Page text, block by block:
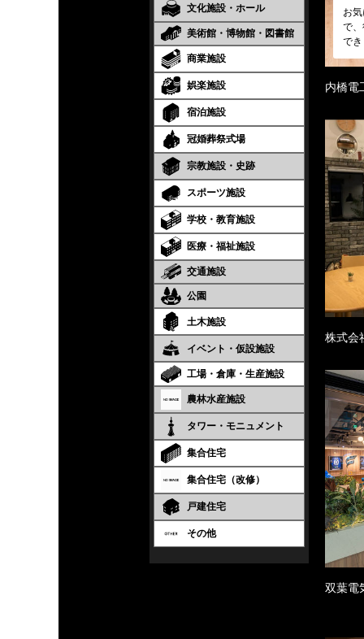
文化施設・ホール
美術館・博物館・図書館
商業施設
娯楽施設
宿泊施設
冠婚葬祭式場
宗教施設・史跡
スポーツ施設
学校・教育施設
医療・福祉施設
交通施設
公園
土木施設
イベント・仮設施設
工場・倉庫・生産施設
農林水産施設
タワー・モニュメント
集合住宅
集合住宅（改修）
戸建住宅
その他
お
で
で
内橋電
株式会
双葉電